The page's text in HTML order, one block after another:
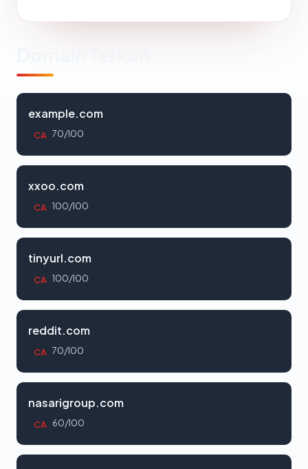
example.com
CA 70/100
xxoo.com
CA 100/100
tinyurl.com
CA 100/100
reddit.com
CA 70/100
nasarigroup.com
CA 60/100